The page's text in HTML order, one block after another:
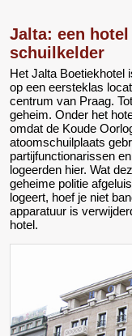
Jalta: een
schuilkelder
Het Jalta Boetiekhotel
op een eersteklas
centrum van Praag.
geheim. Onder het
omdat de Koude
atoomschuilplaats
partijfunctionarissen
logeerden hier. Wat
geheime politie
logeert, hoef je niet
apparatuur is
hotel.